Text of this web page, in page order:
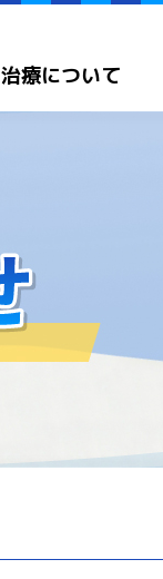
治療について